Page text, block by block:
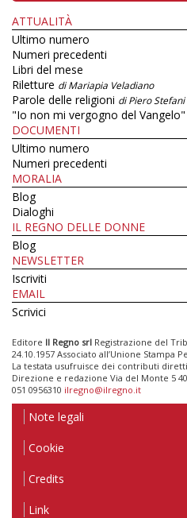
ATTUALITÀ
Ultimo numero
Numeri precedenti
Libri del mese
Riletture di Mariapia Veladiano
Parole delle religioni di Piero Stefani
"Io non mi vergogno del Vangelo"
DOCUMENTI
Ultimo numero
Numeri precedenti
MORALIA
Blog
Dialoghi
IL REGNO DELLE DONNE
Blog
NEWSLETTER
Iscriviti
EMAIL
Scrivici
Editore Il Regno srl Registrazione del
24.10.1957 Associato all’Unione Stampa
La testata usufruisce dei contributi
Direzione e redazione Via del Monte 5
051 0956310 ilregno@ilregno.it
Note legali
Cookie
Credits
Link